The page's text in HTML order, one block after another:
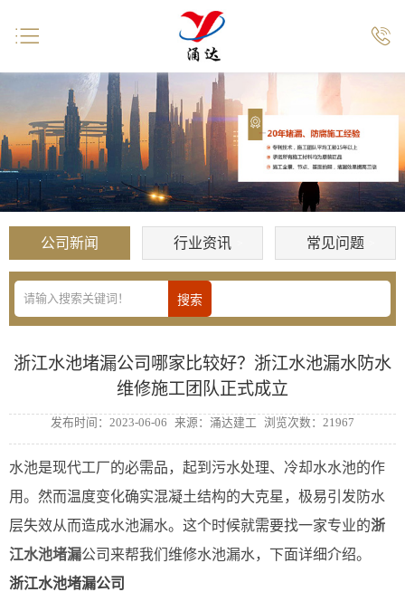
公司新闻 行业资讯 常见问题
浙江水池堵漏公司哪家比较好？浙江水池漏水防水
维修施工团队正式成立
发布时间：2023-06-06 来源：涌达建工 浏览次数：21967
水池是现代工厂的必需品，起到污水处理、冷却水水池的作
用。然而温度变化确实混凝土结构的大克星，极易引发防水
层失效从而造成水池漏水。这个时候就需要找一家专业的浙
江水池堵漏公司来帮我们维修水池漏水，下面详细介绍。
浙江水池堵漏公司
 